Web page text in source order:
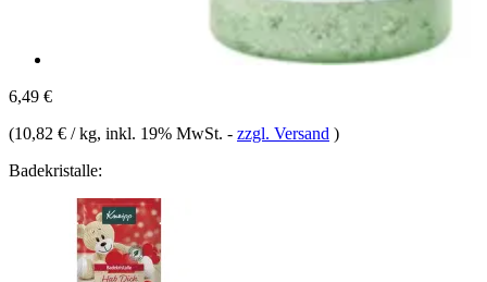
6,49 €
(10,82 € / kg, inkl. 19% MwSt. - zzgl. Versand )
Badekristalle: